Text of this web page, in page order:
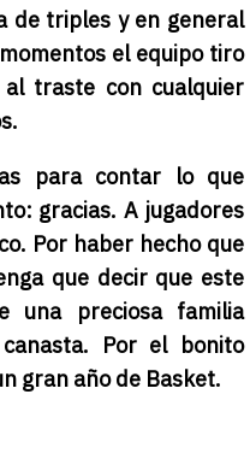
de triples y en general
el equipo tiro
traste con cualquier
para contar lo que
gracias. A jugadores
Por haber hecho que
que decir que este
una preciosa familia
Por el bonito
gran año de Basket.